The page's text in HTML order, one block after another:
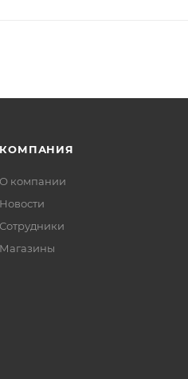
КОМПАНИЯ
О компании
Новости
Сотрудники
Магазины